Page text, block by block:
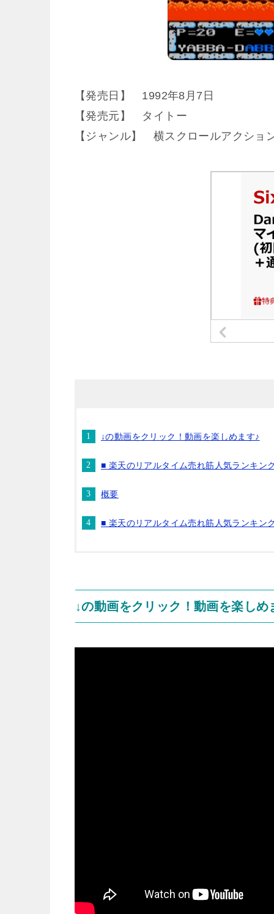
【発売日】 1992年8月7日
【発売元】 タイトー
【ジャンル】 横スクロールアクショ
↓の動画をクリック！動画を楽しめます♪
■ 楽天のリアルタイム売れ筋人気ランキン
概要
■ 楽天のリアルタイム売れ筋人気ランキン
↓の動画をクリック！動画を楽しめ